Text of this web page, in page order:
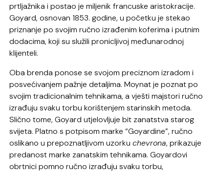
prtljažnika i postao je miljenik francuske aristokracije.
Goyard, osnovan 1853. godine, u početku je stekao
priznanje po svojim ručno izrađenim koferima i putnim
dodacima, koji su služili pronicljivoj međunarodnoj
klijenteli.
Oba brenda ponose se svojom preciznom izradom i
posvećivanjem pažnje detaljima. Moynat je poznat po
svojim tradicionalnim tehnikama, a vješti majstori ručno
izrađuju svaku torbu korištenjem starinskih metoda.
Slično tome, Goyard utjelovljuje bit zanatstva starog
svijeta. Platno s potpisom marke “Goyardine”, ručno
oslikano u prepoznatljivom uzorkuchevrona, prikazuje
predanost marke zanatskim tehnikama. Goyardovi
obrtnici pomno ručno izrađuju svaku torbu,